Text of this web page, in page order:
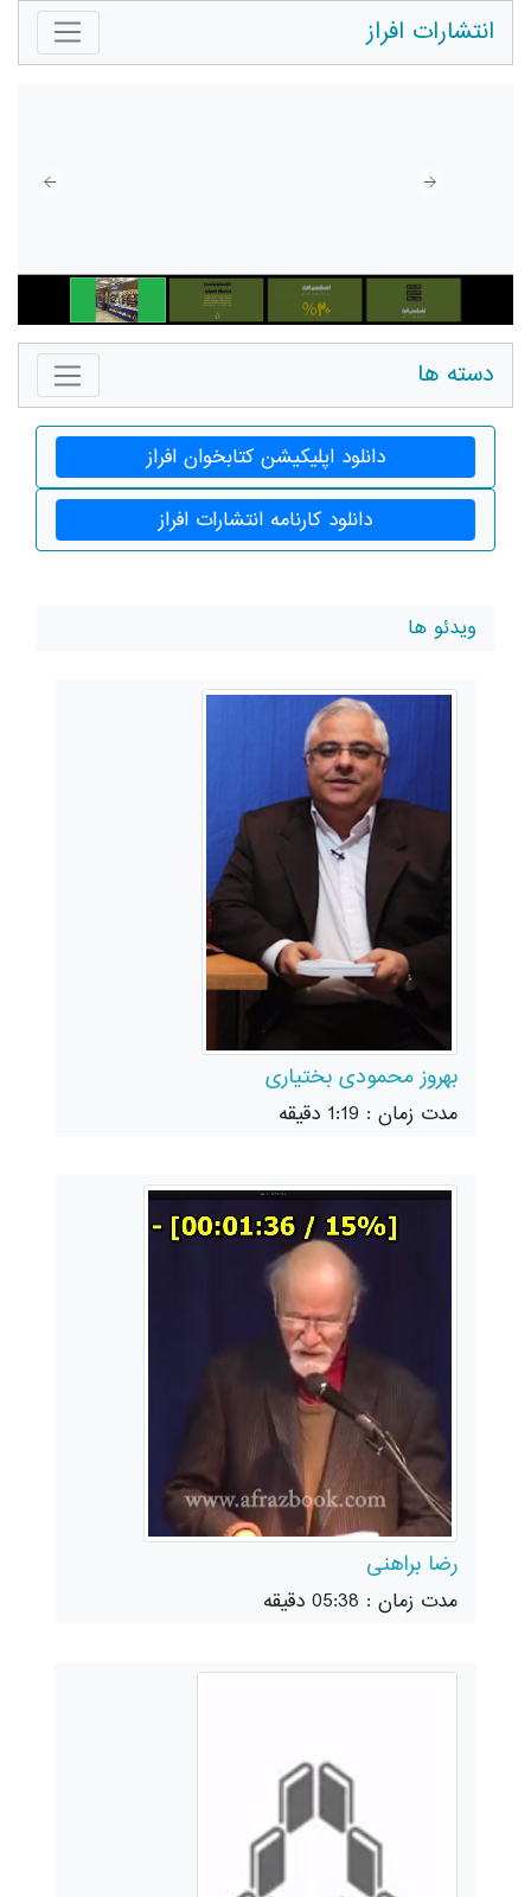
انتشارات افراز
دسته ها
دانلود اپلیکیشن کتابخوان افراز
دانلود کارنامه انتشارات افراز
ویدئو ها
بهروز محمودی بختیاری
مدت زمان : 1:19 دقیقه
رضا براهنی
مدت زمان : 05:38 دقیقه